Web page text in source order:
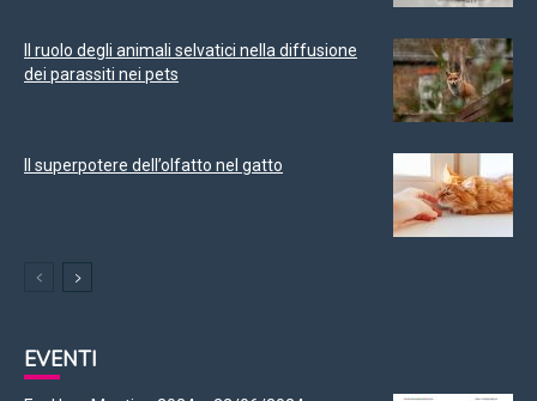
Il ruolo degli animali selvatici nella diffusione
dei parassiti nei pets
Il superpotere dell’olfatto nel gatto
EVENTI